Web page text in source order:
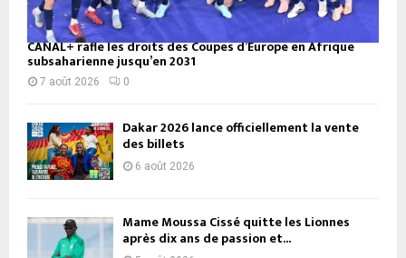
CANAL+ rafle les droits des Coupes d’Europe en Afrique
subsaharienne jusqu’en 2031
7 août 2026 0
Dakar 2026 lance officiellement la vente
des billets
6 août 2026
Mame Moussa Cissé quitte les Lionnes
après dix ans de passion et...